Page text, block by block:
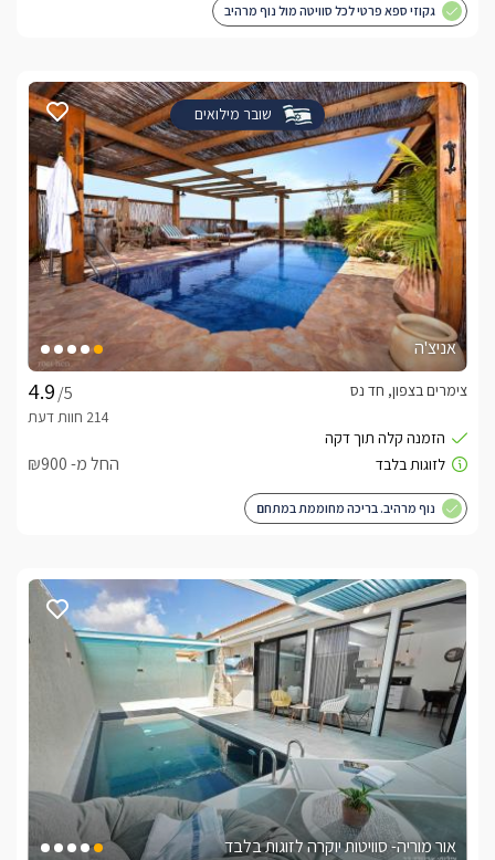
גקוזי ספא פרטי לכל סוויטה מול נוף מרהיב
שובר מילואים
אניצ'ה
/5
צימרים בצפון, חד נס
החל מ- ₪900
נוף מרהיב. בריכה מחוממת במתחם
אור מוריה- סוויטות יוקרה לזוגות בלבד